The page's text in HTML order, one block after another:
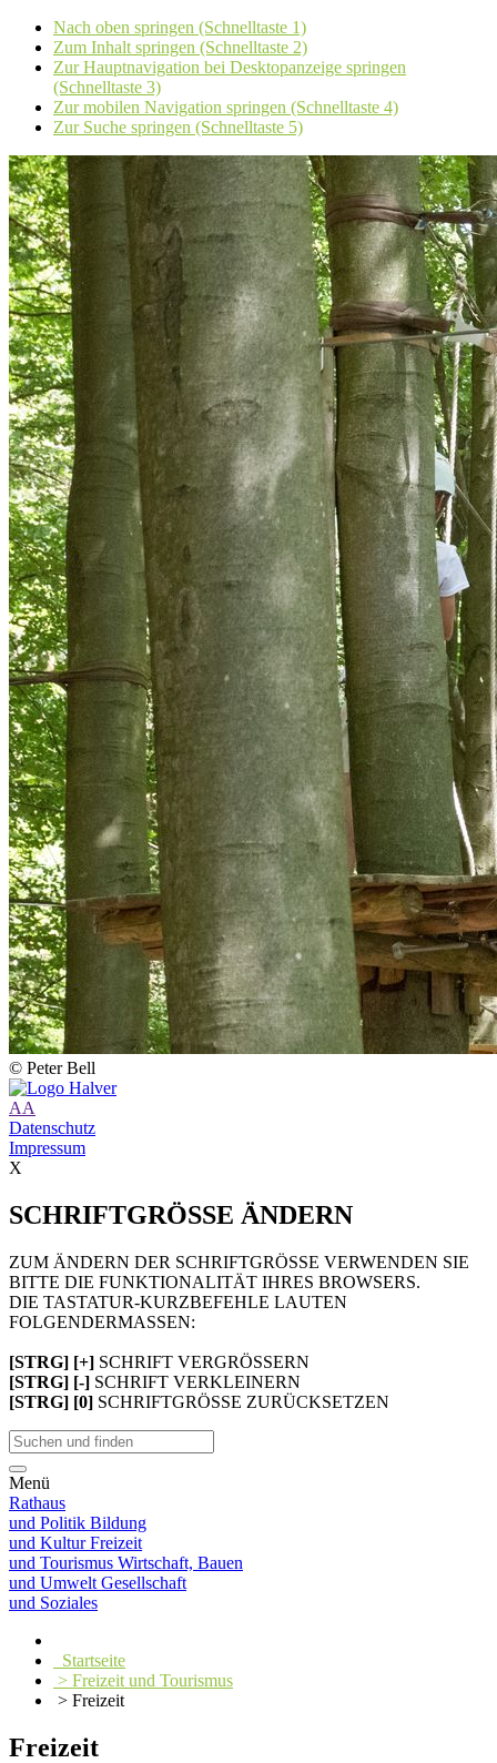
Nach oben springen (Schnelltaste 1)
Zum Inhalt springen (Schnelltaste 2)
Zur Hauptnavigation bei Desktopanzeige springen
(Schnelltaste 3)
Zur mobilen Navigation springen (Schnelltaste 4)
Zur Suche springen (Schnelltaste 5)
© Peter Bell
AA
Datenschutz
Impressum
X
SCHRIFTGRÖSSE ÄNDERN
ZUM ÄNDERN DER SCHRIFTGRÖSSE VERWENDEN SIE
BITTE DIE FUNKTIONALITÄT IHRES BROWSERS.
DIE TASTATUR-KURZBEFEHLE LAUTEN
FOLGENDERMASSEN:
[STRG] [+] SCHRIFT VERGRÖSSERN
[STRG] [-] SCHRIFT VERKLEINERN
[STRG] [0] SCHRIFTGRÖSSE ZURÜCKSETZEN
Menü
Rathaus
und Politik Bildung
und KulturFreizeit
und Tourismus Wirtschaft, Bauen
und Umwelt Gesellschaft
und Soziales
Startseite
> Freizeit und Tourismus
> Freizeit
Freizeit